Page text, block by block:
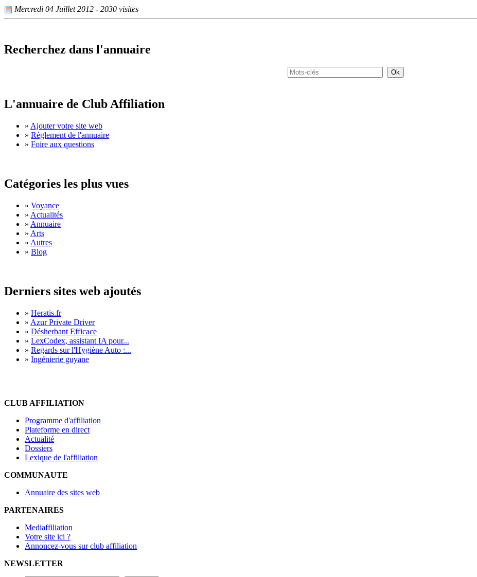
Mercredi 04 Juillet 2012 - 2030 visites
Recherchez dans l'annuaire
L'annuaire de Club Affiliation
» Ajouter votre site web
» Règlement de l'annuaire
» Foire aux questions
Catégories les plus vues
» Voyance
» Actualités
» Annuaire
» Arts
» Autres
» Blog
Derniers sites web ajoutés
» Heratis.fr
» Azur Private Driver
» Désherbant Efficace
» LexCodex, assistant IA pour...
» Regards sur l'Hygiène Auto :...
» Ingénierie guyane
CLUB AFFILIATION
Programme d'affiliation
Plateforme en direct
Actualité
Dossiers
Lexique de l'affiliation
COMMUNAUTE
Annuaire des sites web
PARTENAIRES
Mediaffiliation
Votre site ici ?
Annoncez-vous sur club affiliation
NEWSLETTER